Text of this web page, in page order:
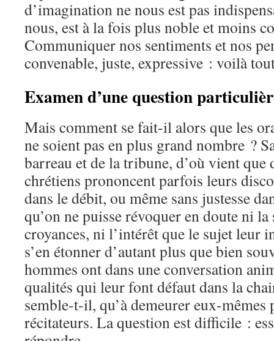
d’imagination ne nous est pas
nous, est à la fois plus noble et moins
Communiquer nos sentiments et nos
convenable, juste, expressive : voilà
Examen d’une question
Mais comment se fait-il alors que les
ne soient pas en plus grand nombre ?
barreau et de la tribune, d’où vient que
chrétiens prononcent parfois leurs
dans le débit, ou même sans justesse
qu’on ne puisse révoquer en doute ni
croyances, ni l’intérêt que le sujet leur
s’en étonner d’autant plus que bien
hommes ont dans une conversation
qualités qui leur font défaut dans la
semble-t-il, qu’à demeurer eux-mêmes
récitateurs. La question est difficile :